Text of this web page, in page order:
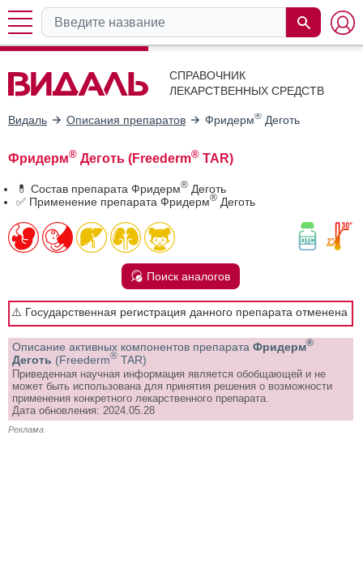
СПРАВОЧНИК
ЛЕКАРСТВЕННЫХ СРЕДСТВ
Видаль Описания препаратов Фридерм® Деготь
Фридерм® Деготь (Freederm® TAR)
💊 Состав препарата Фридерм® Деготь
✅ Применение препарата Фридерм® Деготь
Поиск аналогов
⚠️ Государственная регистрация данного препарата отменена
Описание активных компонентов препарата Фридерм®
Деготь (Freederm® TAR)
Приведенная научная информация является обобщающей и не
может быть использована для принятия решения о возможности
применения конкретного лекарственного препарата.
Дата обновления: 2024.05.28
Реклама